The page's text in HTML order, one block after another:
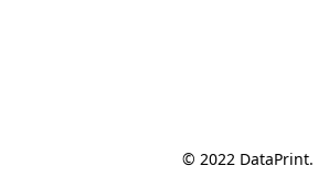
© 2022 DataPrint.